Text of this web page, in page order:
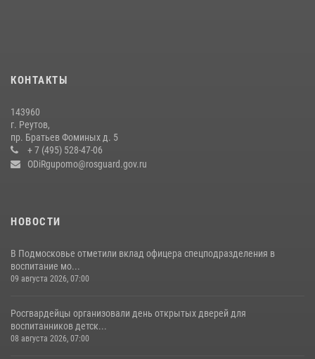
препятствий со стрельбой
Росгвардейцы открыли свои двери для школьников в Подмосковье
18 июля 2026, 07:03
КОНТАКТЫ
143960
г. Реутов,
пр. Братьев Фоминых д. 5
+ 7 (495) 528-47-06
ODiRgupomo@rosguard.gov.ru
НОВОСТИ
В Подмосковье отметили вклад офицера спецподразделения в
воспитание мо...
09 августа 2026, 07:00
Росгвардейцы организовали день открытых дверей для
воспитанников детск...
08 августа 2026, 07:00